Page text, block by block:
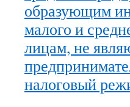
образующим
малого и
лицам, не
налоговый